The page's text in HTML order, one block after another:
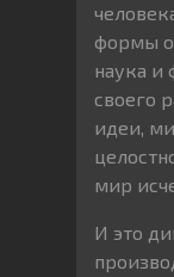
формы
наука и
своего
идеи,
мир
И это